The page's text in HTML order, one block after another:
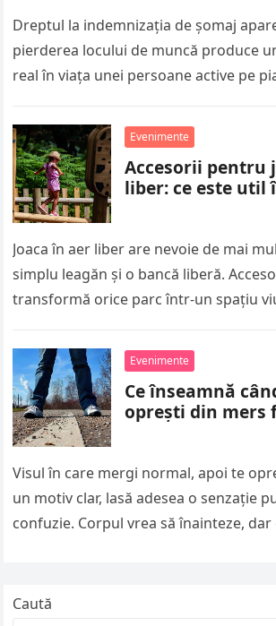
Dreptul la indemnizația de șomaj
pierderea locului de muncă produce
real în viața unei persoane active pe
Evenimente
Accesorii pentru
liber: ce este util
Joaca în aer liber are nevoie de mai
simplu leagăn și o bancă liberă.
transformă orice parc într-un spațiu
Evenimente
Ce înseamnă
oprești din mers
Visul în care mergi normal, apoi te
un motiv clar, lasă adesea o senzație
confuzie. Corpul vrea să înainteze,
Caută